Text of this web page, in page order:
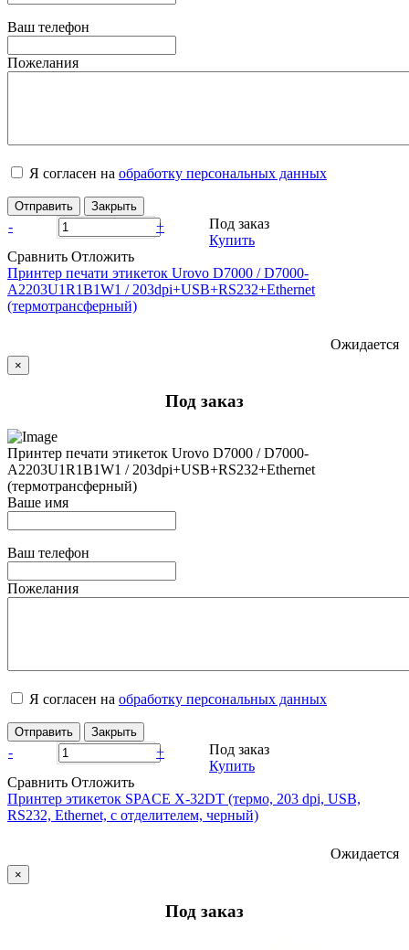
Ваш телефон
Пожелания
Я согласен на обработку персональных данных
Отправить Закрыть
- +
Под заказ
Купить
Сравнить Отложить
Принтер печати этикеток Urovo D7000 / D7000-
A2203U1R1B1W1 / 203dpi+USB+RS232+Ethernet
(термотрансферный)
Ожидается
×
Под заказ
Принтер печати этикеток Urovo D7000 / D7000-
A2203U1R1B1W1 / 203dpi+USB+RS232+Ethernet
(термотрансферный)
Ваше имя
Ваш телефон
Пожелания
Я согласен на обработку персональных данных
Отправить Закрыть
- +
Под заказ
Купить
Сравнить Отложить
Принтер этикеток SPACE X-32DT (термо, 203 dpi, USB,
RS232, Ethernet, с отделителем, черный)
Ожидается
×
Под заказ